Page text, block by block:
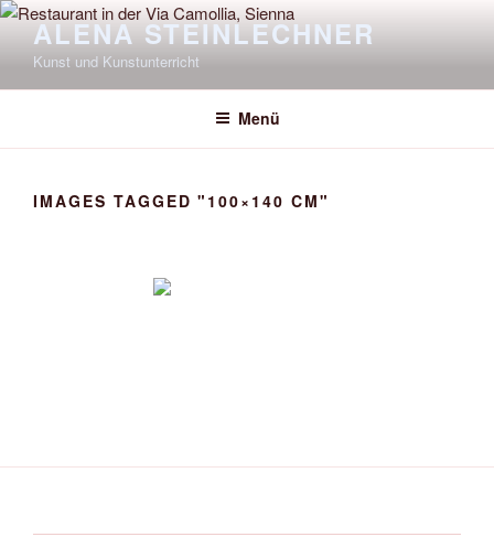
Zum
Inhalt
springen
ALENA STEINLECHNER
Kunst und Kunstunterricht
Menü
IMAGES TAGGED "100×140 CM"